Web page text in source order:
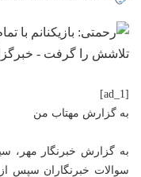
[ad_1]
به گزارش مهتاب من
به گزارش خبرنگار مهر،
سوالات خبرنگاران سپس